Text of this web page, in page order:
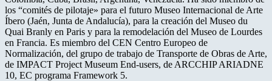
los “comités de pilotaje» para el futuro Museo Internacional de Arte
Íbero (Jaén, Junta de Andalucía), para la creación del Museo du
Quai Branly en Paris y para la remodelación del Museo de Lourdes
en Francia. Es miembro del CEN Centro Europeo de
Normalización, del grupo de trabajo de Transporte de Obras de Arte,
de IMPACT Project Museum End-users, de ARCCHIP ARIADNE
10, EC programa Framework 5.